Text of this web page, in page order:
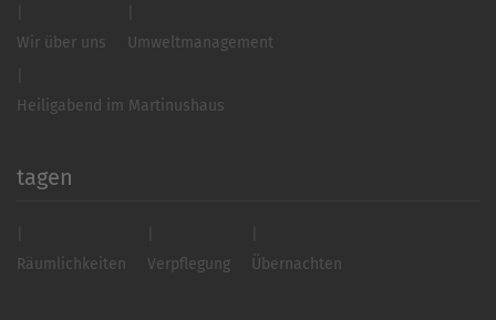
Wir über uns Umweltmanagement
Heiligabend im Martinushaus
tagen
Räumlichkeiten Verpflegung Übernachten